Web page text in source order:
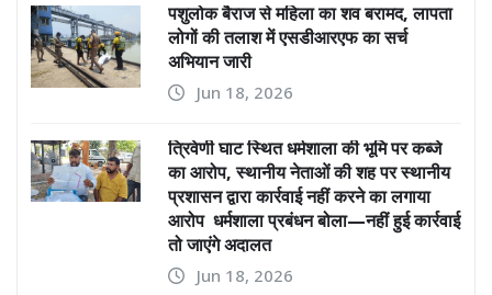
पशुलोक बैराज से महिला का शव बरामद, लापता
लोगों की तलाश में एसडीआरएफ का सर्च
अभियान जारी
Jun 18, 2026
त्रिवेणी घाट स्थित धर्मशाला की भूमि पर कब्जे
का आरोप, स्थानीय नेताओं की शह पर स्थानीय
प्रशासन द्वारा कार्रवाई नहीं करने का लगाया
आरोप धर्मशाला प्रबंधन बोला—नहीं हुई कार्रवाई
तो जाएंगे अदालत
Jun 18, 2026